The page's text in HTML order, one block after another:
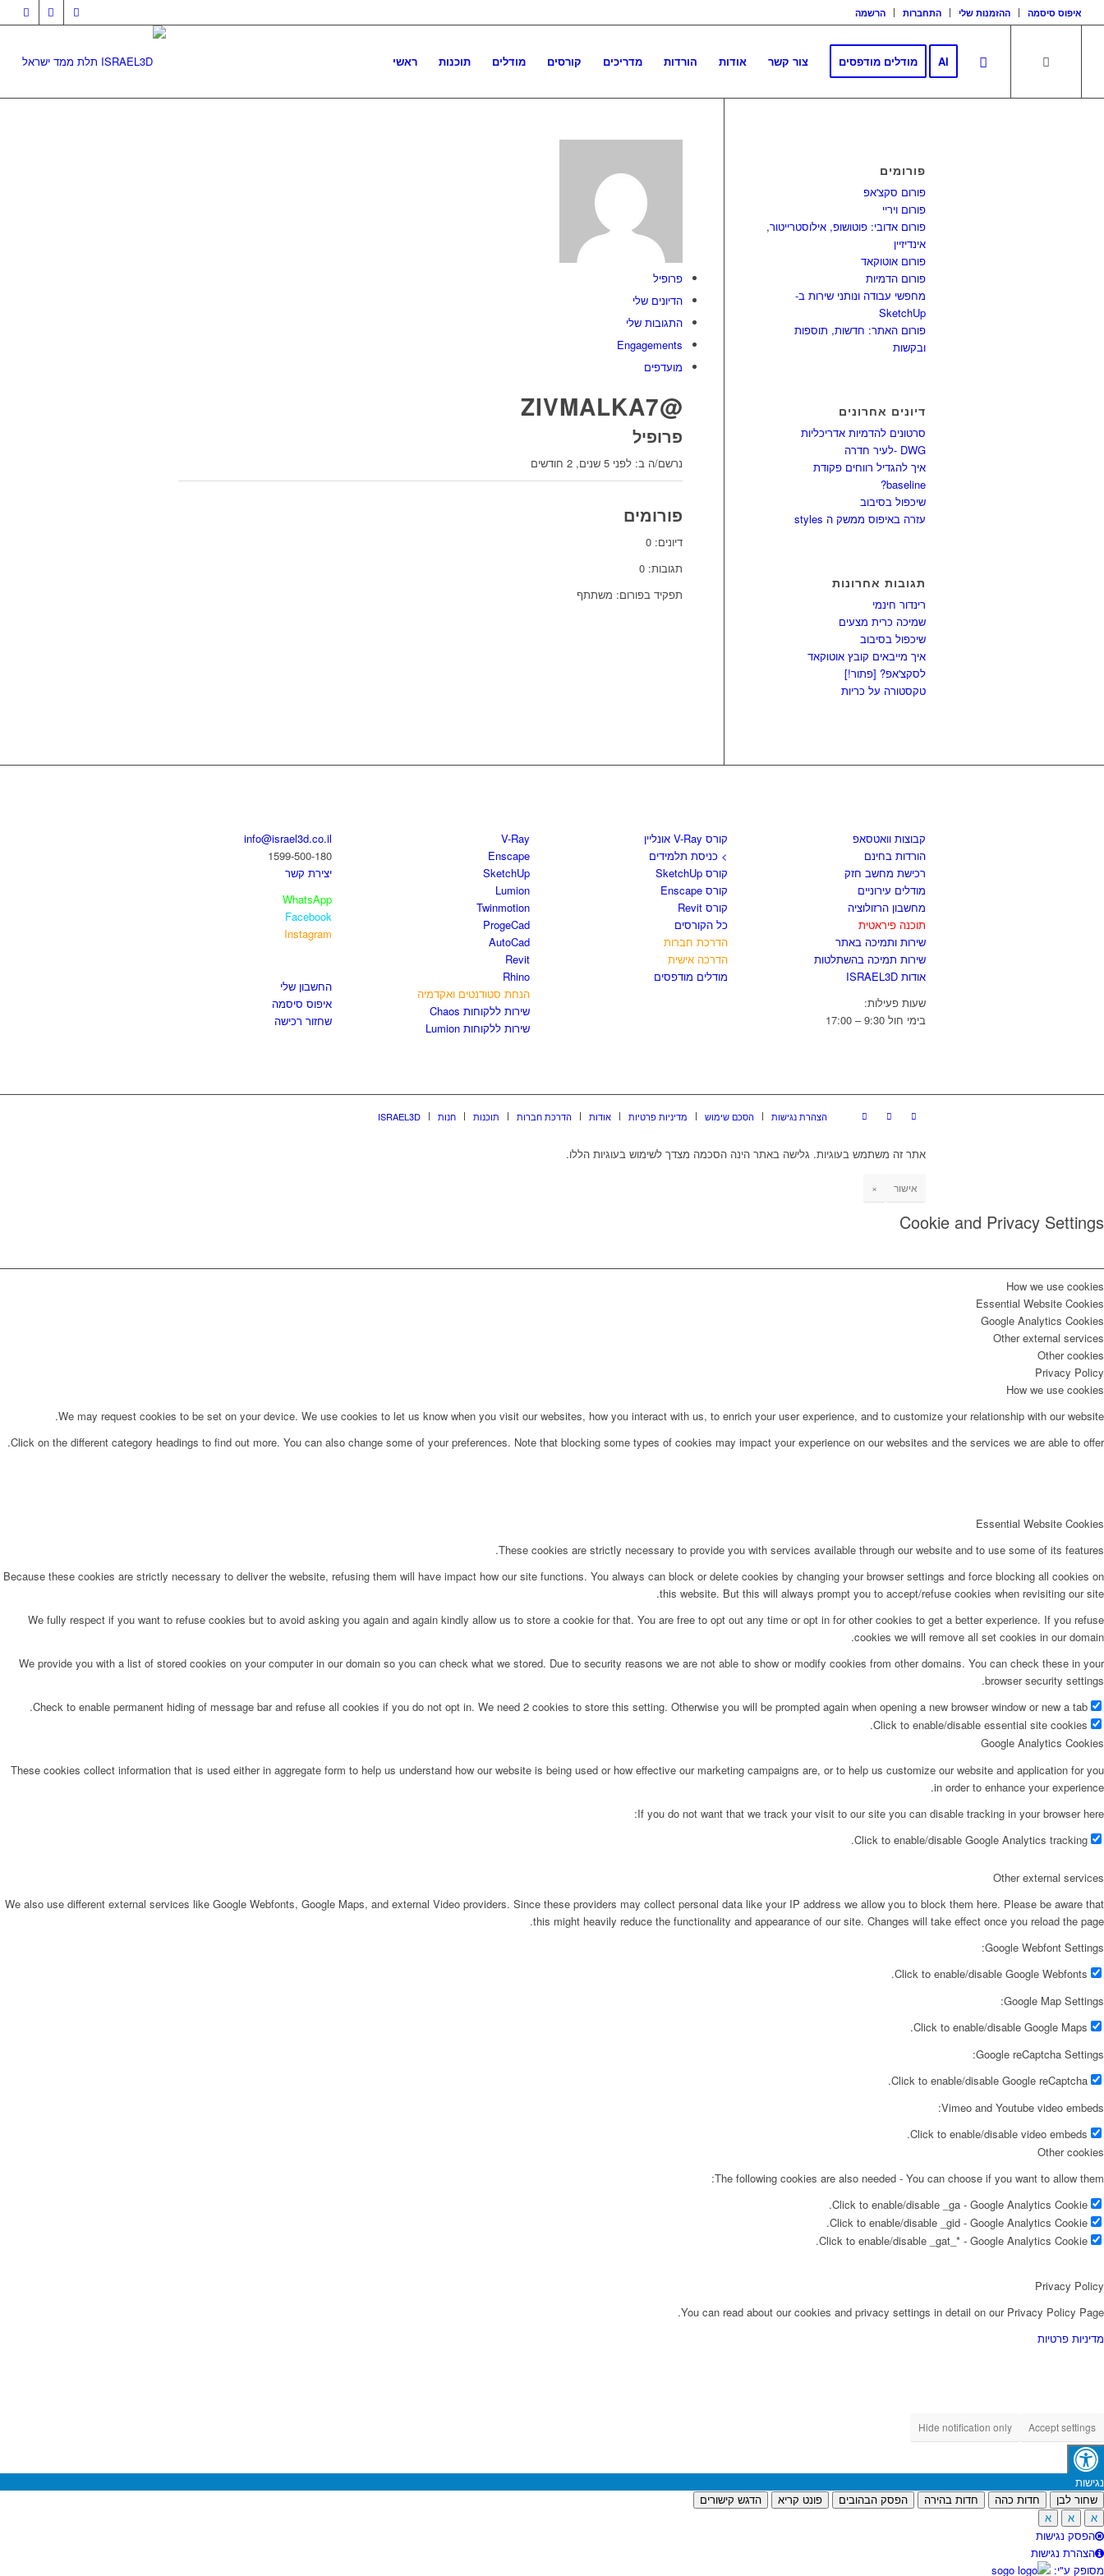
הרשמה התחברות ההזמנות שלי איפוס סיסמה
ראשי תוכנות מודלים קורסים מדריכים הורדות אודות צור קשר מודלים מודפסים AI
פרופיל
הדיונים שלי
התגובות שלי
Engagements
מועדפים
@ZIVMALKA7
פרופיל
נרשם/ה ב: לפני 5 שנים, 2 חודשים
פורומים
דיונים: 0
תגובות: 0
תפקיד בפורום: משתתף
פורומים
פורום סקצ'אפ
פורום ויריי
פורום אדובי: פוטושופ, אילוסטרייטור,
אינדיזיין
פורום אוטוקאד
פורום הדמיות
מחפשי עבודה ונותני שירות ב-
SketchUp
פורום האתר: חדשות, תוספות
ובקשות
דיונים אחרונים
סרטונים להדמיות אדריכליות
DWG -לעיר חדרה
איך להגדיל רווחים פקודת
baseline?
שיכפול בסיבוב
עזרה באיפוס ממשק ה styles
תגובות אחרונות
רינדור חינמי
שמיכה כרית מצעים
שיכפול בסיבוב
איך מייבאים קובץ אוטוקאד
לסקצ'אפ? [פתור!]
טקסטורה על כריות
info@israel3d.co.il
1599-500-180
יצירת קשר
WhatsApp
Facebook
Instagram
החשבון שלי
איפוס סיסמה
שחזור רכישה
V-Ray
Enscape
SketchUp
Lumion
Twinmotion
ProgeCad
AutoCad
Revit
Rhino
הנחת סטודנטים ואקדמיה
שירות ללקוחות Chaos
שירות ללקוחות Lumion
קורס V-Ray אונליין
> כניסת תלמידים
קורס SketchUp
קורס Enscape
קורס Revit
כל הקורסים
הדרכת חברות
הדרכה אישית
מודלים מודפסים
קבוצות וואטסאפ
הורדות בחינם
רכישת מחשב חזק
מודלים עירוניים
מחשבון הרזולוציה
תוכנה פיראטית
שירות ותמיכה באתר
שירות תמיכה בהשתלטות
אודות ISRAEL3D
שעות פעילות:
בימי חול 9:30 – 17:00
ISRAEL3D חנות תוכנות הדרכת חברות אודות מדיניות פרטיות הסכם שימוש הצהרת נגישות
אתר זה משתמש בעוגיות. גלישה באתר הינה הסכמה מצדך לשימוש בעוגיות הללו.
אישור ×
Cookie and Privacy Settings
How we use cookies
Essential Website Cookies
Google Analytics Cookies
Other external services
Other cookies
Privacy Policy
How we use cookies
We may request cookies to be set on your device. We use cookies to let us know when you visit our websites, how you interact with us, to enrich your user experience, and to customize your relationship with our website.
Click on the different category headings to find out more. You can also change some of your preferences. Note that blocking some types of cookies may impact your experience on our websites and the services we are able to offer.
Essential Website Cookies
These cookies are strictly necessary to provide you with services available through our website and to use some of its features.
Because these cookies are strictly necessary to deliver the website, refusing them will have impact how our site functions. You always can block or delete cookies by changing your browser settings and force blocking all cookies on
this website. But this will always prompt you to accept/refuse cookies when revisiting our site.
We fully respect if you want to refuse cookies but to avoid asking you again and again kindly allow us to store a cookie for that. You are free to opt out any time or opt in for other cookies to get a better experience. If you refuse
cookies we will remove all set cookies in our domain.
We provide you with a list of stored cookies on your computer in our domain so you can check what we stored. Due to security reasons we are not able to show or modify cookies from other domains. You can check these in your
browser security settings.
Check to enable permanent hiding of message bar and refuse all cookies if you do not opt in. We need 2 cookies to store this setting. Otherwise you will be prompted again when opening a new browser window or new a tab.
Click to enable/disable essential site cookies.
Google Analytics Cookies
These cookies collect information that is used either in aggregate form to help us understand how our website is being used or how effective our marketing campaigns are, or to help us customize our website and application for you
in order to enhance your experience.
If you do not want that we track your visit to our site you can disable tracking in your browser here:
Click to enable/disable Google Analytics tracking.
Other external services
We also use different external services like Google Webfonts, Google Maps, and external Video providers. Since these providers may collect personal data like your IP address we allow you to block them here. Please be aware that
this might heavily reduce the functionality and appearance of our site. Changes will take effect once you reload the page.
Google Webfont Settings:
Click to enable/disable Google Webfonts.
Google Map Settings:
Click to enable/disable Google Maps.
Google reCaptcha Settings:
Click to enable/disable Google reCaptcha.
Vimeo and Youtube video embeds:
Click to enable/disable video embeds.
Other cookies
The following cookies are also needed - You can choose if you want to allow them:
Click to enable/disable _ga - Google Analytics Cookie.
Click to enable/disable _gid - Google Analytics Cookie.
Click to enable/disable _gat_* - Google Analytics Cookie.
Privacy Policy
You can read about our cookies and privacy settings in detail on our Privacy Policy Page.
מדיניות פרטיות
Accept settings
Hide notification only
נגישות
שחור לבן חדות כהה חדות בהירה הפסק הבהובים פונט קריא
הדגש קישורים
א
א א
הפסק נגישות
הצהרת נגישות
מסופק ע"י: